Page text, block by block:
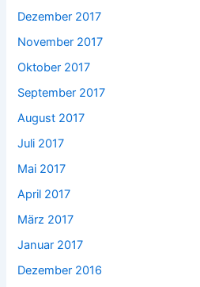
Dezember 2017
November 2017
Oktober 2017
September 2017
August 2017
Juli 2017
Mai 2017
April 2017
März 2017
Januar 2017
Dezember 2016